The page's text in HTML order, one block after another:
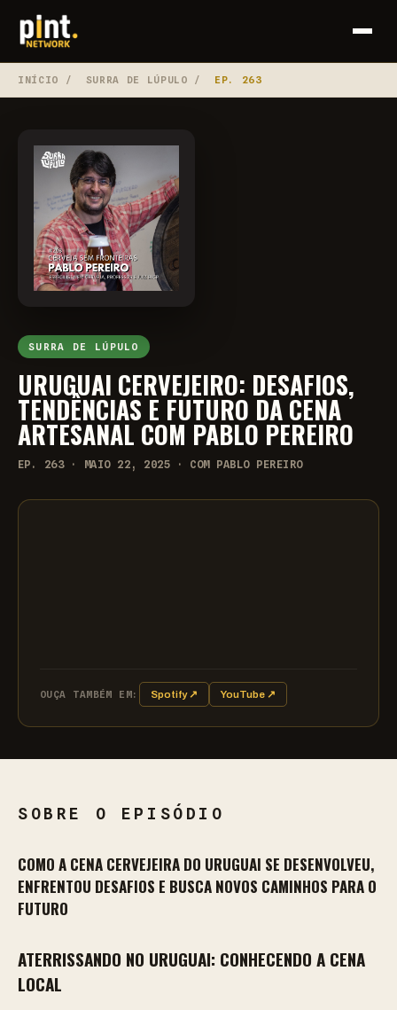
INÍCIO / SURRA DE LÚPULO / EP. 263
SURRA DE LÚPULO
URUGUAI CERVEJEIRO: DESAFIOS,
TENDÊNCIAS E FUTURO DA CENA
ARTESANAL COM PABLO PEREIRO
EP. 263 · MAIO 22, 2025 · COM PABLO PEREIRO
OUÇA TAMBÉM EM: Spotify ↗ YouTube ↗
SOBRE O EPISÓDIO
COMO A CENA CERVEJEIRA DO URUGUAI SE DESENVOLVEU,
ENFRENTOU DESAFIOS E BUSCA NOVOS CAMINHOS PARA O
FUTURO
ATERRISSANDO NO URUGUAI: CONHECENDO A CENA
LOCAL